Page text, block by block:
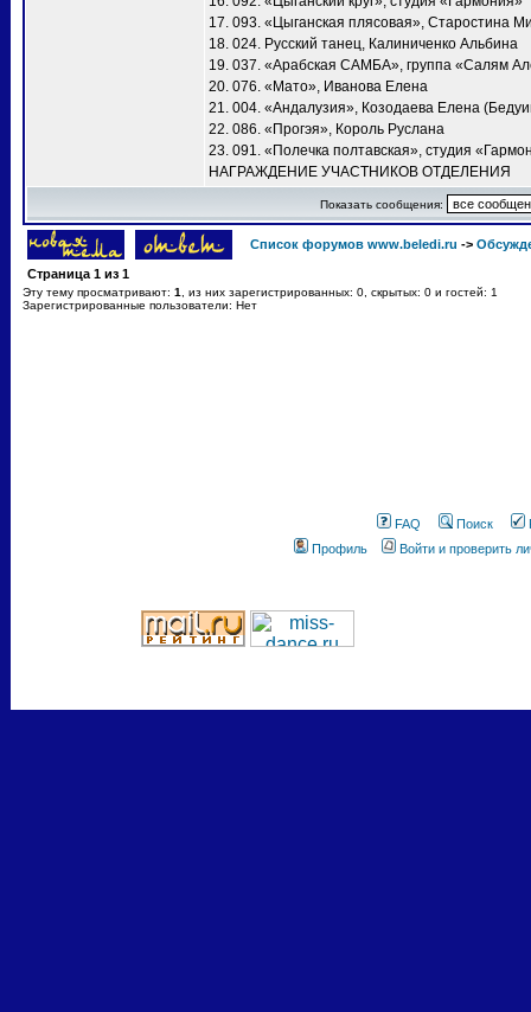
17. 093. «Цыганская плясовая», Старостина
18. 024. Русский танец, Калиниченко Альбина
19. 037. «Арабская САМБА», группа «Салям
20. 076. «Мато», Иванова Елена
21. 004. «Андалузия», Козодаева Елена
22. 086. «Прогэя», Король Руслана
23. 091. «Полечка полтавская», студия
НАГРАЖДЕНИЕ УЧАСТНИКОВ ОТДЕЛЕНИЯ
Показать сообщения:
Список форумов www.beledi.ru ->
Страница 1 из 1
Эту тему просматривают: 1
, из них зарегистрированных: 0, скрытых: 0 и гостей: 1
Зарегистрированные пользователи: Нет
FAQ Поиск
Профиль
Войти и проверить